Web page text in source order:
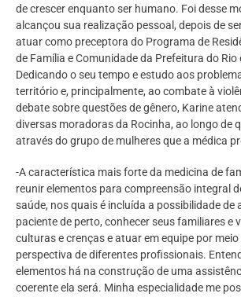
de crescer enquanto ser humano. Foi desse
alcançou sua realização pessoal, depois de
atuar como preceptora do Programa de
de Família e Comunidade da Prefeitura do Rio
Dedicando o seu tempo e estudo aos
território e, principalmente, ao combate à
debate sobre questões de gênero, Karine
diversas moradoras da Rocinha, ao longo de
através do grupo de mulheres que a médica
-A característica mais forte da medicina de
reunir elementos para compreensão integral
saúde, nos quais é incluída a possibilidade de
paciente de perto, conhecer seus familiares e
culturas e crenças e atuar em equipe por
perspectiva de diferentes profissionais.
elementos há na construção de uma
coerente ela será. Minha especialidade me